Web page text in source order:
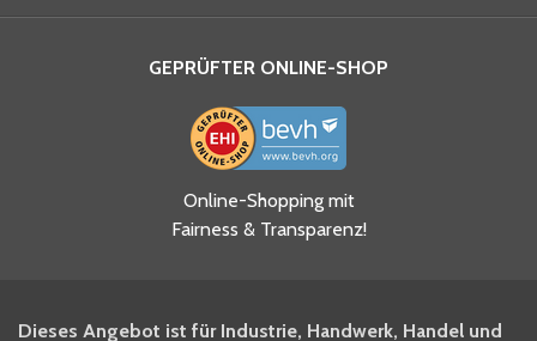
GEPRÜFTER ONLINE-SHOP
Online-Shopping mit
Fairness & Transparenz!
Dieses Angebot ist für Industrie, Handwerk, Handel und